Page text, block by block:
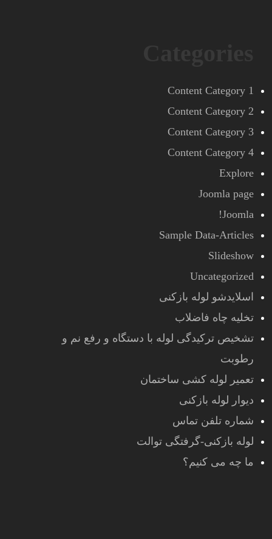
Content Category 1
Content Category 2
Content Category 3
Content Category 4
Explore
Joomla page
Joomla!
Sample Data-Articles
Slideshow
Uncategorized
اسلایدشو لوله بازکنی
تخلیه چاه فاضلاب
تشخیص ترکیدگی لوله با دستگاه و رفع نم و
رطوبت
تعمیر لوله کشی ساختمان
دیوار لوله بازکنی
شماره تلفن تماس
لوله بازکنی-گرفتگی توالت
ما چه می کنیم؟